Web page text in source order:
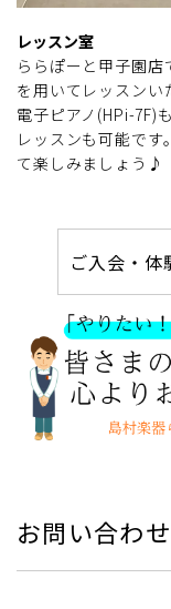
レッスン室
ららぽーと甲子園店
を用いてレッスンい
電子ピアノ(HPi-7F)
レッスンも可能で
て楽しみましょう♪
ご入会・体
お問い合わせ